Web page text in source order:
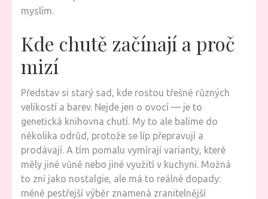
myslím.
Kde chutě začínají a proč
mizí
Představ si starý sad, kde rostou třešně různých
velikostí a barev. Nejde jen o ovocí — je to
genetická knihovna chutí. My to ale balíme do
několika odrůd, protože se líp přepravují a
prodávají. A tím pomalu vymírají varianty, které
měly jiné vůně nebo jiné využití v kuchyni. Možná
to zní jako nostalgie, ale má to reálné dopady:
méně pestřejší výběr znamená zranitelnější